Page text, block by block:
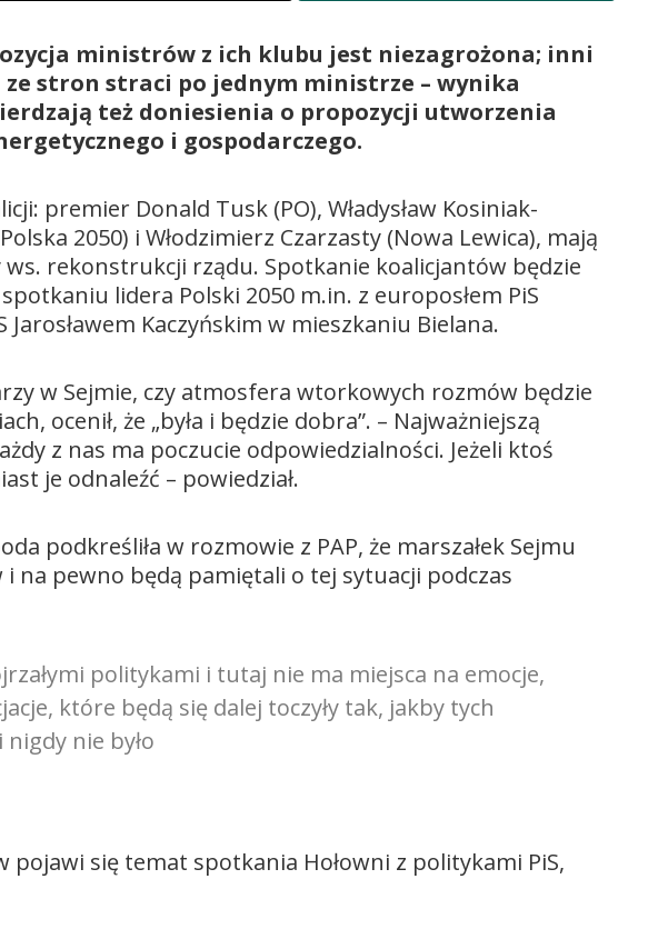
ministrów z ich klubu jest niezagrożona; inni
stron straci po jednym ministrze – wynika
też doniesienia o propozycji utworzenia
i gospodarczego.
premier Donald Tusk (PO), Władysław Kosiniak-
2050) i Włodzimierz Czarzasty (Nowa Lewica), mają
rekonstrukcji rządu. Spotkanie koalicjantów będzie
lidera Polski 2050 m.in. z europosłem PiS
Kaczyńskim w mieszkaniu Bielana.
w Sejmie, czy atmosfera wtorkowych rozmów będzie
ocenił, że „była i będzie dobra”. – Najważniejszą
z nas ma poczucie odpowiedzialności. Jeżeli ktoś
je odnaleźć – powiedział.
podkreśliła w rozmowie z PAP, że marszałek Sejmu
na pewno będą pamiętali o tej sytuacji podczas
politykami i tutaj nie ma miejsca na emocje,
które będą się dalej toczyły tak, jakby tych
nie było
pojawi się temat spotkania Hołowni z politykami PiS,